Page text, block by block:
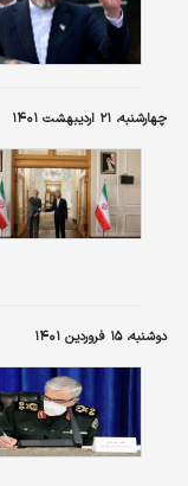
چهارشنبه، ۲۱ اردیبهشت ۱۴۰۱
دوشنبه، ۱۵ فروردین ۱۴۰۱